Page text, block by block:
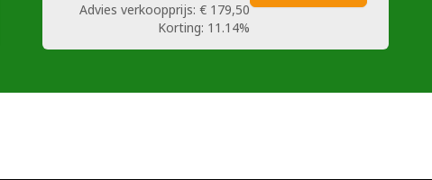
Advies verkoopprijs: € 179,50
Korting: 11.14%